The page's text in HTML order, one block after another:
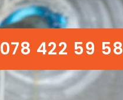
078 422 59 58
078 422 59 58